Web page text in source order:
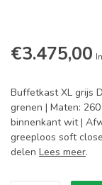
€3.475,00
Buffetkast XL grijs
grenen | Maten:
binnenkant wit |
greeploos soft
delen Lees meer.